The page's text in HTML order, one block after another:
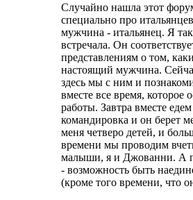
Случайно нашла этот
специально про
мужчина - итальянец. Я
встречала. Он
представлениям о том,
настоящий мужчина.
здесь мы с ним и
вместе все время, которое
работы. Завтра вместе
командировка и он берет
меня четверо детей, и
времени мы проводим
малыши, я и Джованни. А
- возможность быть
(кроме того времени, что